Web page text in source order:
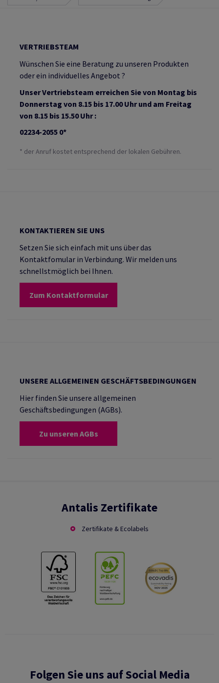
VERTRIEBSTEAM
Wünschen Sie eine Beratung zu unseren Produkten
oder ein individuelles Angebot ?
Unser Vertriebsteam erreichen Sie von Montag bis
Donnerstag von 8.15 bis 17.00 Uhr und am Freitag
von 8.15 bis 15.50 Uhr :
02234-2055 0*
* der Anruf kostet entsprechend der lokalen Gebühren.
KONTAKTIEREN SIE UNS
Setzen Sie sich einfach mit uns über das
Kontaktfomular in Verbindung. Wir melden uns
schnellstmöglich bei Ihnen.
Zum Kontaktformular
UNSERE ALLGEMEINEN GESCHÄFTSBEDINGUNGEN
Hier finden Sie unsere allgemeinen
Geschäftsbedingungen (AGBs).
Zu unseren AGBs
Antalis Zertifikate
Zertifikate & Ecolabels
Folgen Sie uns auf Social Media